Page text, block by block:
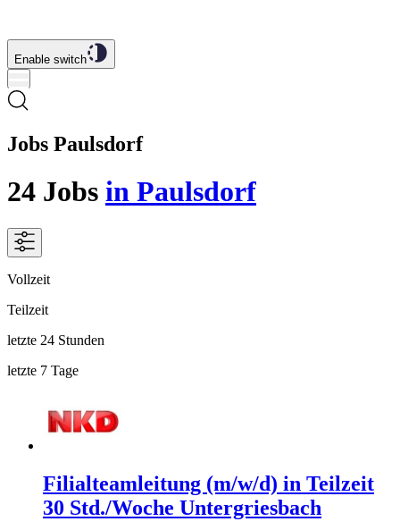
Enable switch
Jobs Paulsdorf
24 Jobs in Paulsdorf
Vollzeit
Teilzeit
letzte 24 Stunden
letzte 7 Tage
Filialteamleitung (m/w/d) in Teilzeit
30 Std./Woche Untergriesbach